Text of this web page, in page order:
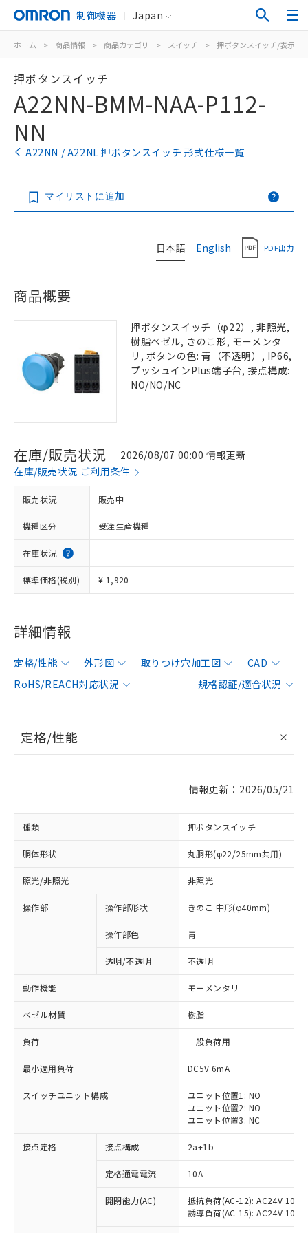
制御機器 Japan
ホーム > 商品情報 > 商品カテゴリ > スイッチ > 押ボタンスイッチ/表示灯
押ボタンスイッチ
A22NN-BMM-NAA-P112-
NN
A22NN / A22NL 押ボタンスイッチ 形式仕様一覧
マイリストに追加
日本語 English PDF出力
商品概要
押ボタンスイッチ（φ22）, 非照光,
樹脂ベゼル, きのこ形, モーメンタ
リ, ボタンの色: 青（不透明）, IP66,
プッシュインPlus端子台, 接点構成:
NO/NO/NC
在庫/販売状況
2026/08/07 00:00 情報更新
在庫/販売状況 ご利用条件
販売状況 販売中
機種区分 受注生産機種
在庫状況
標準価格(税別) ¥ 1,920
詳細情報
定格/性能 外形図 取りつけ穴加工図
CAD
RoHS/REACH対応状況
規格認証/適合状況
定格/性能
情報更新：2026/05/21
種類 押ボタンスイッチ
胴体形状 丸胴形(φ22/25mm共用)
照光/非照光 非照光
操作部 操作部形状 きのこ 中形(φ40mm)
操作部色 青
透明/不透明 不透明
動作機能 モーメンタリ
ベゼル材質 樹脂
負荷 一般負荷用
最小適用負荷 DC5V 6mA
スイッチユニット構成
ユニット位置1: NO
ユニット位置2: NO
ユニット位置3: NC
接点定格 接点構成 2a+1b
定格通電電流 10A
開閉能力(AC)
抵抗負荷(AC-12): AC24V 10A/
誘導負荷(AC-15): AC24V
※1 対応状況
対応済み：EU RoHS指令（10物質）の
非含有に対応した製品が提供可能な商品で
対応予定：EU RoHS指令（10物質）の非含